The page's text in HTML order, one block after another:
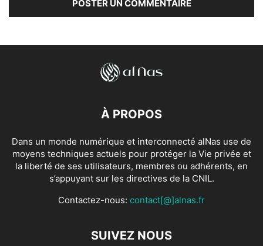
À PROPOS
Dans un monde numérique et interconnecté alNas use de
moyens techniques actuels pour protéger la Vie privée et
la liberté de ses utilisateurs, membres ou adhérents, en
s’appuyant sur les directives de la CNIL.
Contactez-nous: contact[@]alnas.fr
SUIVEZ NOUS